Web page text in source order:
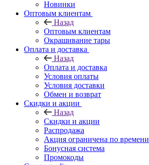
Новинки
Оптовым клиентам
Назад
Оптовым клиентам
Окрашивание тары
Оплата и доставка
Назад
Оплата и доставка
Условия оплаты
Условия доставки
Обмен и возврат
Скидки и акции
Назад
Скидки и акции
Распродажа
Акция ограничена по времени
Бонусная система
Промокоды